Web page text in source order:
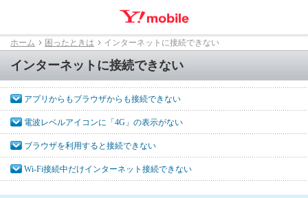
ホーム 困ったときは インターネットに接続できない
インターネットに接続できない
アプリからもブラウザからも接続できない
電波レベルアイコンに「4G」の表示がない
ブラウザを利用すると接続できない
Wi-Fi接続中だけインターネット接続できない